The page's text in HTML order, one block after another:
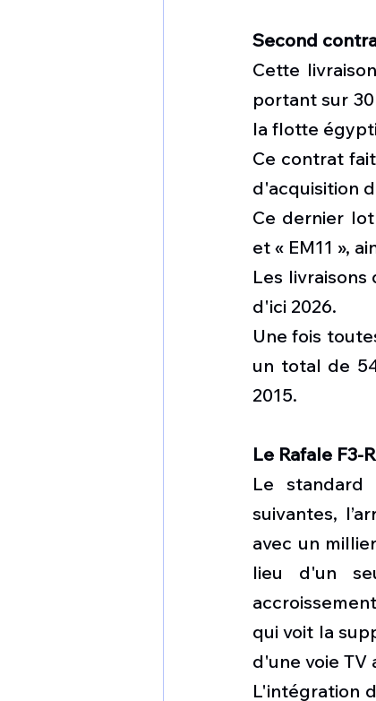
Second
Cette
portant sur
la flotte
Ce contrat
d'acquisition
Ce dernier
et « EM11 »,
Les
d'ici 2026.
Une fois
un total de
2015.
Le Rafale F3-R
Le standard
suivantes,
avec un
lieu d'un
qui voit la
d'une voie TV
L'intégration